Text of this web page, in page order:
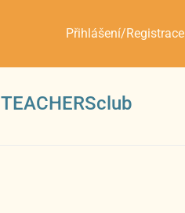
Přihlášení/Registrace
TEACHERSclub